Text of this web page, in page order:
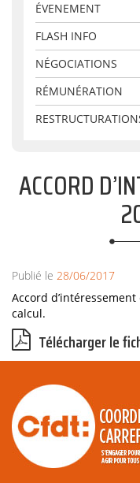
LIENS+
ARASC
CONTACT
ÉVENEMENT
FLASH INFO
NÉGOCIATIONS
RÉMUNÉRATION
ACCORD
Publié le 28/06/2017
Accord
calcul.
Télécharger le